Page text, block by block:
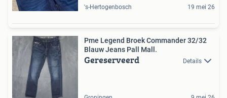
's-Hertogenbosch 19 mei 26
Pme Legend Broek Commander 32/32
Blauw Jeans Pall Mall.
Gereserveerd Details